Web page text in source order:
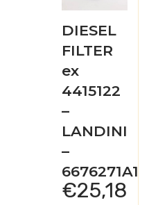
DIESEL
FILTER
ex
4415122
–
LANDINI
–
6676271A1
€25,18